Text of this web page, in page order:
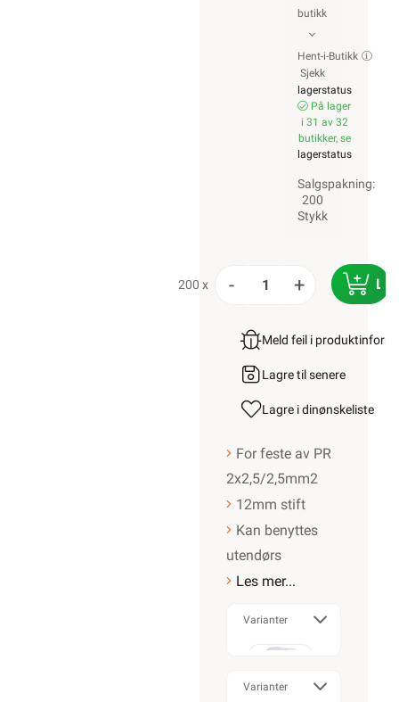
butikk
Hent-i-Butikk
Sjekk
lagerstatus
På lager
i 31 av 32
butikker, se
lagerstatus
Salgspakning:
200
Stykk
200 x - +
Meld feil i
Lagre til senere
Lagre i dinønskeliste
For feste av PR
2x2,5/2,5mm2
12mm stift
Kan benyttes
utendørs
Les mer...
Varianter
STK
Varianter